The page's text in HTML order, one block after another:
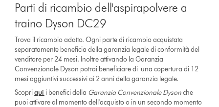
Parti di ricambio dell'aspirapolvere a
traino Dyson DC29
Trova il ricambio adatto. Ogni parte di ricambio acquistata
separatamente beneficia della garanzia legale di conformità del
venditore per 24 mesi. Inoltre attivando la Garanzia
Convenzionale Dyson potrai beneficiare di una copertura di 12
mesi aggiuntivi successivi ai 2 anni della garanzia legale.
Scopriqui i benefici della Garanzia Convenzionale Dysonche
puoi attivare al momento dell'acquisto o in un secondo momento